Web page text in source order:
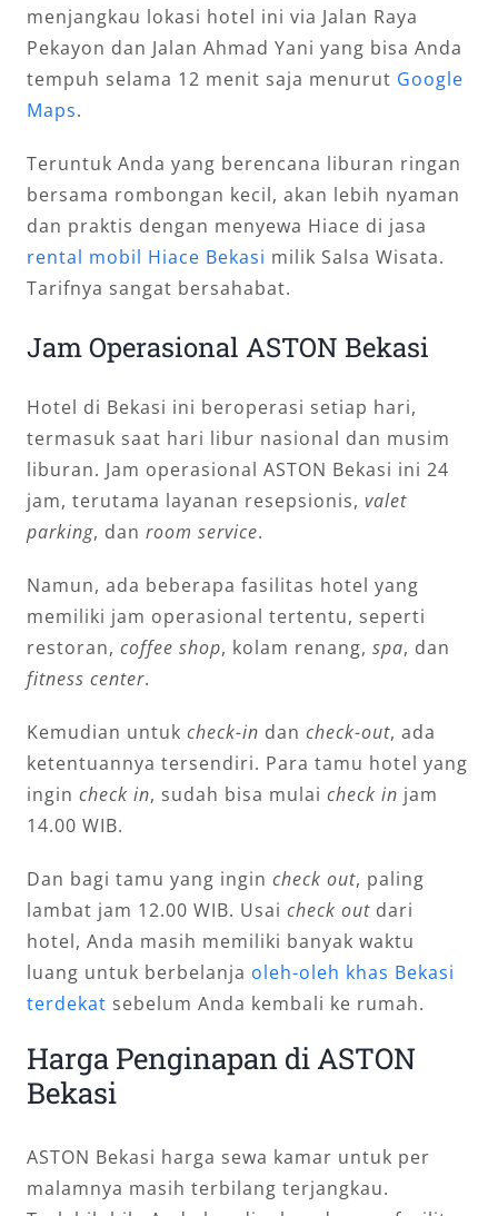
menjangkau lokasi hotel ini via Jalan Raya
Pekayon dan Jalan Ahmad Yani yang bisa Anda
tempuh selama 12 menit saja menurut Google
Maps.
Teruntuk Anda yang berencana liburan ringan
bersama rombongan kecil, akan lebih nyaman
dan praktis dengan menyewa Hiace di jasa
rental mobil Hiace Bekasi milik Salsa Wisata.
Tarifnya sangat bersahabat.
Jam Operasional ASTON Bekasi
Hotel di Bekasi ini beroperasi setiap hari,
termasuk saat hari libur nasional dan musim
liburan. Jam operasional ASTON Bekasi ini 24
jam, terutama layanan resepsionis, valet
parking, dan room service.
Namun, ada beberapa fasilitas hotel yang
memiliki jam operasional tertentu, seperti
restoran, coffee shop, kolam renang, spa, dan
fitness center.
Kemudian untuk check-in dan check-out, ada
ketentuannya tersendiri. Para tamu hotel yang
ingin check in, sudah bisa mulai check in jam
14.00 WIB.
Dan bagi tamu yang ingin check out, paling
lambat jam 12.00 WIB. Usai check outdari
hotel, Anda masih memiliki banyak waktu
luang untuk berbelanja oleh-oleh khas Bekasi
terdekat sebelum Anda kembali ke rumah.
Harga Penginapan di ASTON
Bekasi
ASTON Bekasi harga sewa kamar untuk per
malamnya masih terbilang terjangkau.